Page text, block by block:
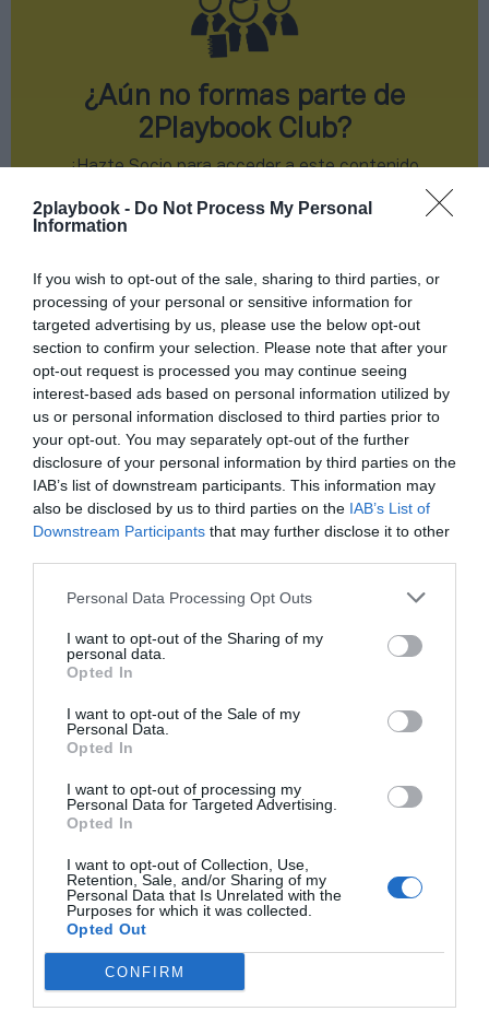
2playbook - Do Not Process My Personal
Information
If you wish to opt-out of the sale, sharing to third parties, or
processing of your personal or sensitive information for
targeted advertising by us, please use the below opt-out
section to confirm your selection. Please note that after your
opt-out request is processed you may continue seeing
interest-based ads based on personal information utilized by
us or personal information disclosed to third parties prior to
your opt-out. You may separately opt-out of the further
disclosure of your personal information by third parties on the
IAB’s list of downstream participants. This information may
also be disclosed by us to third parties on the IAB’s List of
Downstream Participants that may further disclose it to other
Personal Data Processing Opt Outs
I want to opt-out of the Sharing of my
personal data.
Opted In
I want to opt-out of the Sale of my
Personal Data.
Opted In
I want to opt-out of processing my
Personal Data for Targeted Advertising.
Opted In
I want to opt-out of Collection, Use,
Retention, Sale, and/or Sharing of my
Personal Data that Is Unrelated with the
Purposes for which it was collected.
Opted Out
CONFIRM
Índex2P
Salud y deporte
¿Aún no formas parte de
2Playbook Club?
¡Hazte Socio para acceder a este contenido
¡Suscríbete!
Compartir
Imprimir
2Playbook Club